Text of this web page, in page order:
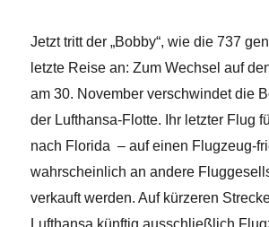
Jetzt tritt der „Bobby“, wie die 737
letzte Reise an: Zum Wechsel auf
am 30. November verschwindet die
der Lufthansa-Flotte. Ihr letzter Flug
nach Florida – auf einen Flugzeug-
wahrscheinlich an andere
verkauft werden. Auf kürzeren